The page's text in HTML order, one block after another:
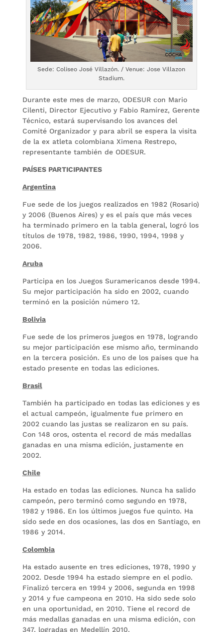
Sede: Coliseo José Villazón. / Venue: Jose Villazon
Stadium.
Durante este mes de marzo, ODESUR con Mario
Cilenti, Director Ejecutivo y Fabio Ramírez, Gerente
Técnico, estará supervisando los avances del
Comité Organizador y para abril se espera la visita
de la ex atleta colombiana Ximena Restrepo,
representante también de ODESUR.
PAÍSES PARTICIPANTES
Argentina
Fue sede de los juegos realizados en 1982 (Rosario)
y 2006 (Buenos Aires) y es el país que más veces
ha terminado primero en la tabla general, logró los
títulos de 1978, 1982, 1986, 1990, 1994, 1998 y
2006.
Aruba
Participa en los Juegos Suramericanos desde 1994.
Su mejor participación ha sido en 2002, cuando
terminó en la posición número 12.
Bolivia
Fue sede de los primeros juegos en 1978, logrando
su mejor participación ese mismo año, terminando
en la tercera posición. Es uno de los países que ha
estado presente en todas las ediciones.
Brasil
También ha participado en todas las ediciones y es
el actual campeón, igualmente fue primero en
2002 cuando las justas se realizaron en su país.
Con 148 oros, ostenta el record de más medallas
ganadas en una misma edición, justamente en
2002.
Chile
Ha estado en todas las ediciones. Nunca ha salido
campeón, pero terminó como segundo en 1978,
1982 y 1986. En los últimos juegos fue quinto. Ha
sido sede en dos ocasiones, las dos en Santiago, en
1986 y 2014.
Colombia
Ha estado ausente en tres ediciones, 1978, 1990 y
2002. Desde 1994 ha estado siempre en el podio.
Finalizó tercera en 1994 y 2006, segunda en 1998
y 2014 y fue campeona en 2010. Ha sido sede solo
en una oportunidad, en 2010. Tiene el record de
más medallas ganadas en una misma edición, con
347, logradas en Medellín 2010.